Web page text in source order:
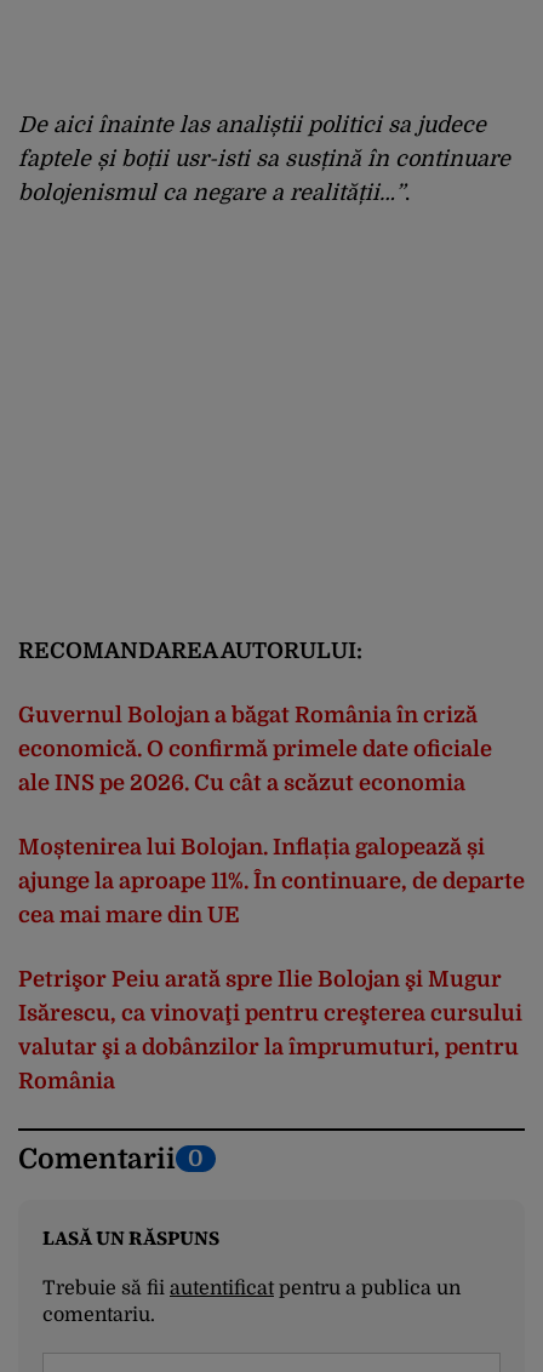
De aici înainte las analiștii politici sa judece
faptele și boții usr-isti sa susțină în continuare
bolojenismul ca negare a realității…”.
RECOMANDAREA AUTORULUI:
Guvernul Bolojan a băgat România în criză
economică. O confirmă primele date oficiale
ale INS pe 2026. Cu cât a scăzut economia
Moștenirea lui Bolojan. Inflația galopează și
ajunge la aproape 11%. În continuare, de departe
cea mai mare din UE
Petrişor Peiu arată spre Ilie Bolojan şi Mugur
Isărescu, ca vinovaţi pentru creşterea cursului
valutar şi a dobânzilor la împrumuturi, pentru
România
Comentarii 0
LASĂ UN RĂSPUNS
Trebuie să fii autentificatpentru a publica un
comentariu.